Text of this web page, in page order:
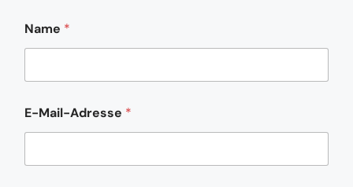
Name *
E-Mail-Adresse *